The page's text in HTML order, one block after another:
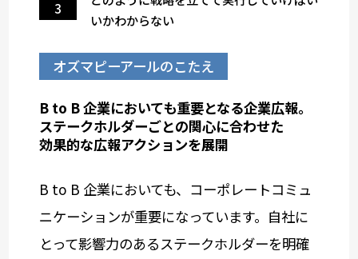
3
いかわからない
オズマピーアールのこたえ
B to B 企業においても重要となる企業広報。
ステークホルダーごとの関心に合わせた
効果的な広報アクションを展開
B to B 企業においても、コーポレートコミュ
ニケーションが重要になっています。自社に
とって影響力のあるステークホルダーを明確